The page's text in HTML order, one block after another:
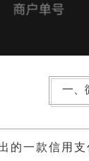
一、
的一款信用